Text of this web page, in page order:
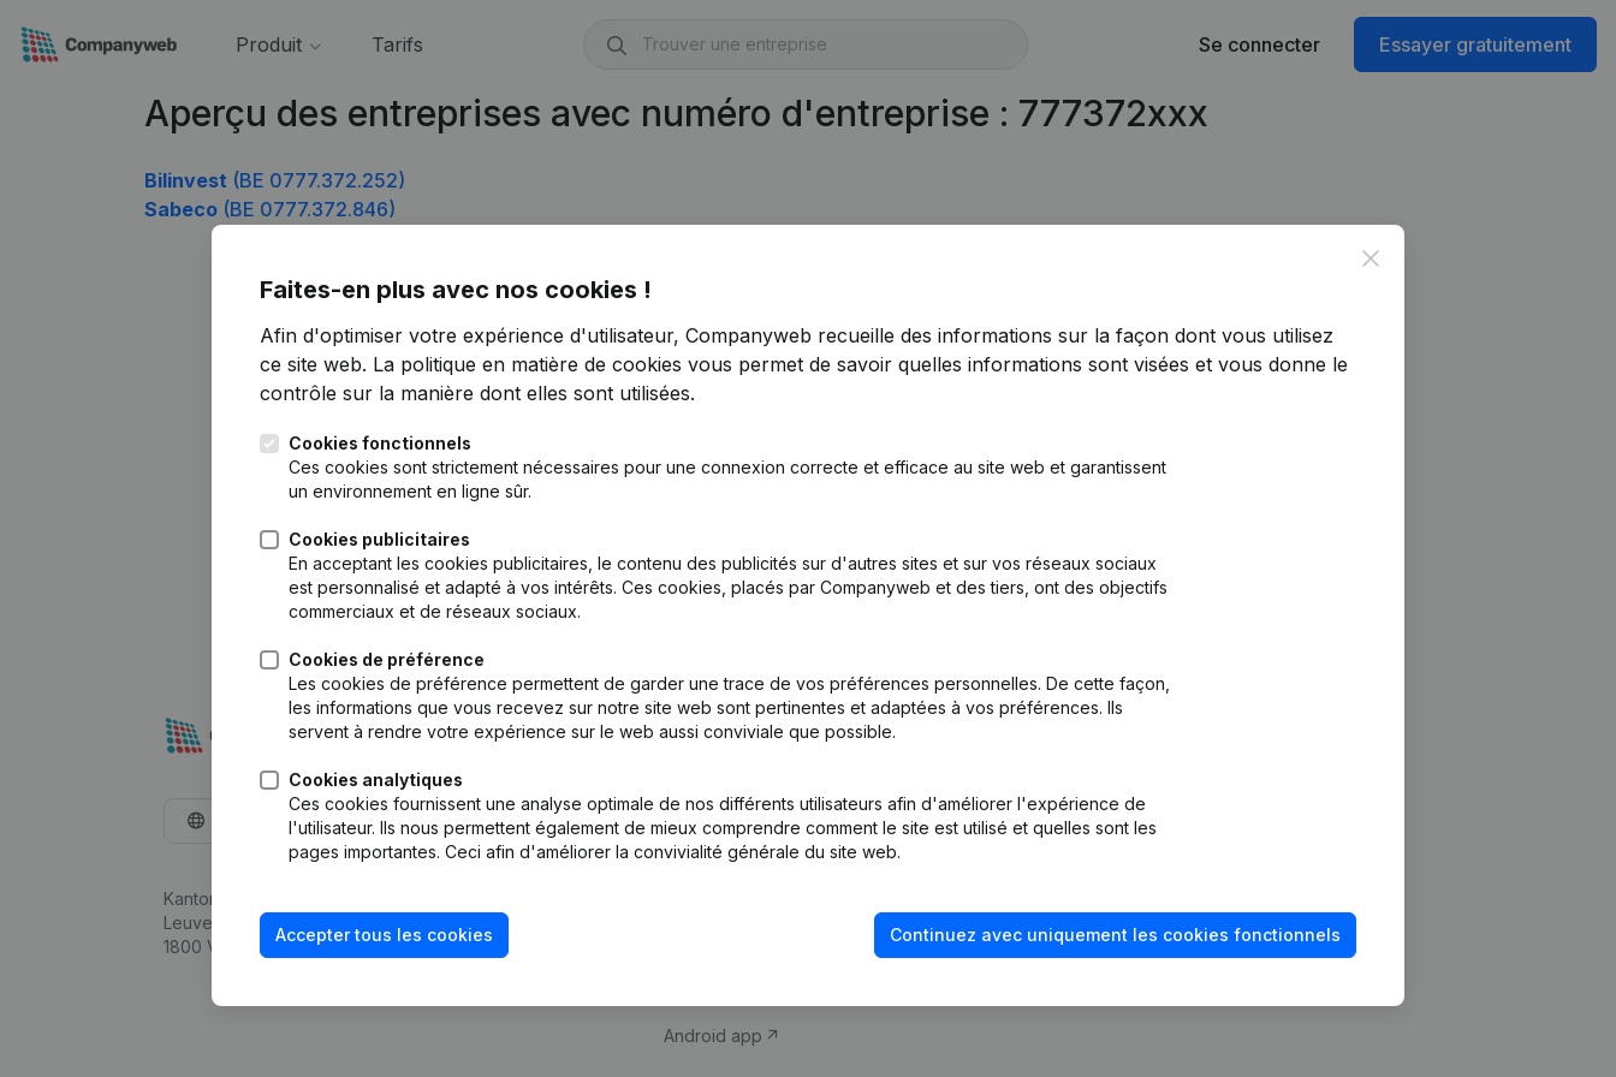
Produit Tarifs Se connecter Essayer gratuitement
Aperçu des entreprises avec numéro d'entreprise : 777372xxx
Bilinvest (BE 0777.372.252)
Sabeco (BE 0777.372.846)
Close
Faites-en plus avec nos cookies !
Afin d'optimiser votre expérience d'utilisateur, Companyweb recueille des informations sur la façon dont vous utilisez
ce site web. La politique en matière de cookies vous permet de savoir quelles informations sont visées et vous donne le
contrôle sur la manière dont elles sont utilisées.
Cookies fonctionnels
Ces cookies sont strictement nécessaires pour une connexion correcte et efficace au site web et garantissent
un environnement en ligne sûr.
Cookies publicitaires
En acceptant les cookies publicitaires, le contenu des publicités sur d'autres sites et sur vos réseaux sociaux
est personnalisé et adapté à vos intérêts. Ces cookies, placés par Companyweb et des tiers, ont des objectifs
commerciaux et de réseaux sociaux.
Cookies de préférence
Les cookies de préférence permettent de garder une trace de vos préférences personnelles. De cette façon,
les informations que vous recevez sur notre site web sont pertinentes et adaptées à vos préférences. Ils
servent à rendre votre expérience sur le web aussi conviviale que possible.
Cookies analytiques
Ces cookies fournissent une analyse optimale de nos différents utilisateurs afin d'améliorer l'expérience de
l'utilisateur. Ils nous permettent également de mieux comprendre comment le site est utilisé et quelles sont les
pages importantes. Ceci afin d'améliorer la convivialité générale du site web.
Accepter tous les cookies Continuez avec uniquement les cookies fonctionnels
Français
Kantorenpark Everest
Leuvensesteenweg 248D,
1800 Vilvoorde
Produit
d’entreprise
Monitoring
Android app
fraude
Consulter des comptes annuels
Vérification de la solvabilité